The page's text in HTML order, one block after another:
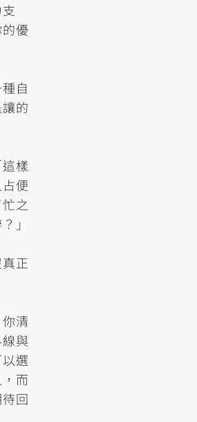
優
自
的
樣
便
之
」
正
清
與
選
而
回